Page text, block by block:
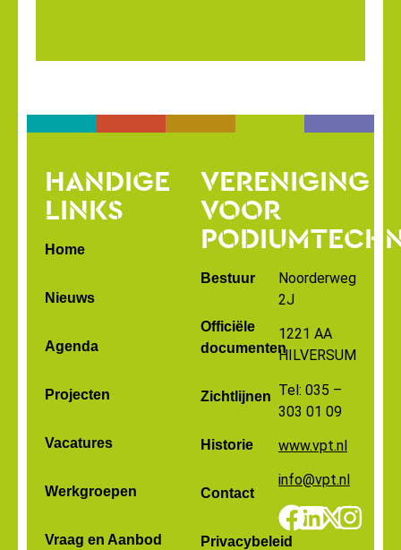
HANDIGE
LINKS
Home
Nieuws
Agenda
Projecten
Vacatures
Werkgroepen
Vraag en Aanbod
VERENIGING
VOOR
Bestuur
Officiële
documenten
Zichtlijnen
Historie
Contact
Privacybeleid
Noorderweg
2J
1221 AA
HILVERSUM
Tel: 035 –
303 01 09
www.vpt.nl
info@vpt.nl